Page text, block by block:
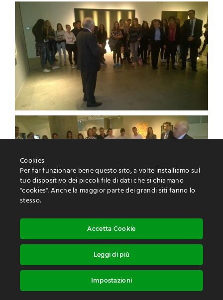
Cookies
Per far funzionare bene questo sito, a volte installiamo sul
tuo dispositivo dei piccoli file di dati che si chiamano
"cookies". Anche la maggior parte dei grandi siti fanno lo
stesso.
Accetta Cookie
Leggi di più
Impostazioni